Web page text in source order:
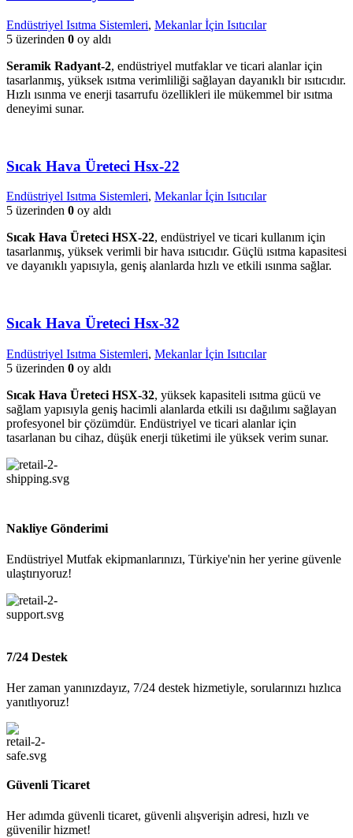
Endüstriyel Isıtma Sistemleri, Mekanlar İçin Isıtıcılar
5 üzerinden 0 oy aldı
Seramik Radyant-2, endüstriyel mutfaklar ve ticari alanlar için
tasarlanmış, yüksek ısıtma verimliliği sağlayan dayanıklı bir ısıtıcıdır.
Hızlı ısınma ve enerji tasarrufu özellikleri ile mükemmel bir ısıtma
deneyimi sunar.
Sıcak Hava Üreteci Hsx-22
Endüstriyel Isıtma Sistemleri, Mekanlar İçin Isıtıcılar
5 üzerinden 0 oy aldı
Sıcak Hava Üreteci HSX-22, endüstriyel ve ticari kullanım için
tasarlanmış, yüksek verimli bir hava ısıtıcıdır. Güçlü ısıtma kapasitesi
ve dayanıklı yapısıyla, geniş alanlarda hızlı ve etkili ısınma sağlar.
Sıcak Hava Üreteci Hsx-32
Endüstriyel Isıtma Sistemleri, Mekanlar İçin Isıtıcılar
5 üzerinden 0 oy aldı
Sıcak Hava Üreteci HSX-32, yüksek kapasiteli ısıtma gücü ve
sağlam yapısıyla geniş hacimli alanlarda etkili ısı dağılımı sağlayan
profesyonel bir çözümdür. Endüstriyel ve ticari alanlar için
tasarlanan bu cihaz, düşük enerji tüketimi ile yüksek verim sunar.
Nakliye Gönderimi
Endüstriyel Mutfak ekipmanlarınızı, Türkiye'nin her yerine güvenle
ulaştırıyoruz!
7/24 Destek
Her zaman yanınızdayız, 7/24 destek hizmetiyle, sorularınızı hızlıca
yanıtlıyoruz!
Güvenli Ticaret
Her adımda güvenli ticaret, güvenli alışverişin adresi, hızlı ve
güvenilir hizmet!